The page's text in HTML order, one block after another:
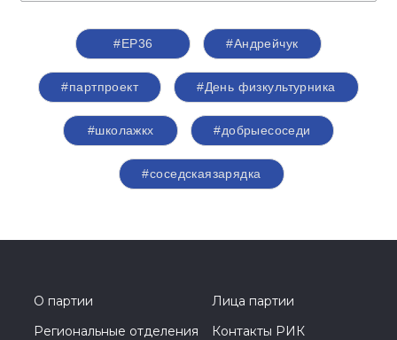
#ЕР36 #Андрейчук
#партпроект #День физкультурника
#школажкх #добрыесоседи
#соседскаязарядка
О партии
Лица партии
Региональные отделения
Контакты РИК